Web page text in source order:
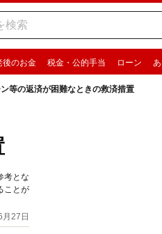
後のお金 税金・公的手当 ローン
等の返済が困難なときの救済措置
考とな
ことが
27日